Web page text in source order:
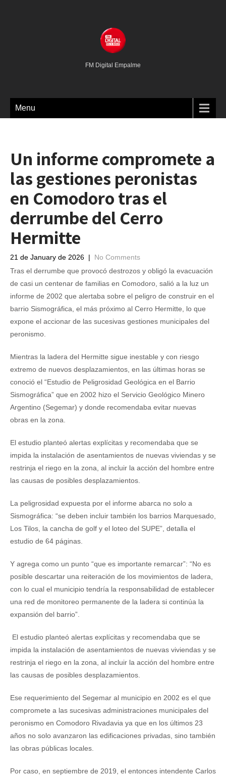
FM Digital Empalme
Menu
Un informe compromete a
las gestiones peronistas
en Comodoro tras el
derrumbe del Cerro
Hermitte
21 de January de 2026 | No Comments
Tras el derrumbe que provocó destrozos y obligó la evacuación
de casi un centenar de familias en Comodoro, salió a la luz un
informe de 2002 que alertaba sobre el peligro de construir en el
barrio Sismográfica, el más próximo al Cerro Hermitte, lo que
expone el accionar de las sucesivas gestiones municipales del
peronismo.
Mientras la ladera del Hermitte sigue inestable y con riesgo
extremo de nuevos desplazamientos, en las últimas horas se
conoció el “Estudio de Peligrosidad Geológica en el Barrio
Sismográfica” que en 2002 hizo el Servicio Geológico Minero
Argentino (Segemar) y donde recomendaba evitar nuevas
obras en la zona.
El estudio planteó alertas explícitas y recomendaba que se
impida la instalación de asentamientos de nuevas viviendas y se
restrinja el riego en la zona, al incluir la acción del hombre entre
las causas de posibles desplazamientos.
La peligrosidad expuesta por el informe abarca no solo a
Sismográfica: “se deben incluir también los barrios Marquesado,
Los Tilos, la cancha de golf y el loteo del SUPE”, detalla el
estudio de 64 páginas.
Y agrega como un punto “que es importante remarcar”: “No es
posible descartar una reiteración de los movimientos de ladera,
con lo cual el municipio tendría la responsabilidad de establecer
una red de monitoreo permanente de la ladera si continúa la
expansión del barrio”.
El estudio planteó alertas explícitas y recomendaba que se
impida la instalación de asentamientos de nuevas viviendas y se
restrinja el riego en la zona, al incluir la acción del hombre entre
las causas de posibles desplazamientos.
Ese requerimiento del Segemar al municipio en 2002 es el que
compromete a las sucesivas administraciones municipales del
peronismo en Comodoro Rivadavia ya que en los últimos 23
años no solo avanzaron las edificaciones privadas, sino también
las obras públicas locales.
Por caso, en septiembre de 2019, el entonces intendente Carlos